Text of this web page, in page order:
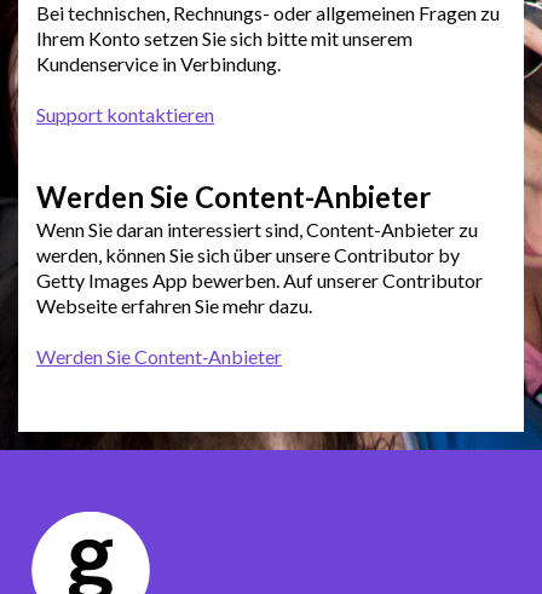
Bei technischen, Rechnungs- oder allgemeinen Fragen zu
Ihrem Konto setzen Sie sich bitte mit unserem
Kundenservice in Verbindung.
Support kontaktieren
Werden Sie Content-Anbieter
Wenn Sie daran interessiert sind, Content-Anbieter zu
werden, können Sie sich über unsere Contributor by
Getty Images App bewerben. Auf unserer Contributor
Webseite erfahren Sie mehr dazu.
Werden Sie Content‑Anbieter